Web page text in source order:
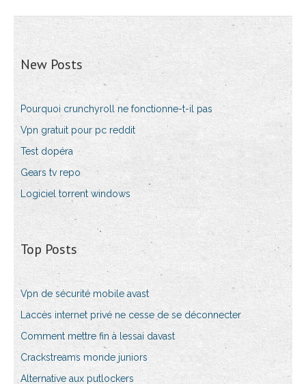
New Posts
Pourquoi crunchyroll ne fonctionne-t-il pas
Vpn gratuit pour pc reddit
Test dopéra
Gears tv repo
Logiciel torrent windows
Top Posts
Vpn de sécurité mobile avast
Laccès internet privé ne cesse de se déconnecter
Comment mettre fin à lessai davast
Crackstreams monde juniors
Alternative aux putlockers